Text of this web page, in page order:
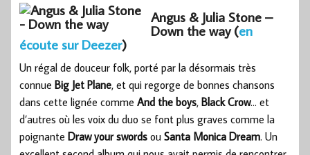
Angus & Julia Stone –
Down the way (en
écoute sur Deezer)
Un régal de douceur folk, porté par la désormais très
connue Big Jet Plane, et qui regorge de bonnes chansons
dans cette lignée comme And the boys, Black Crow… et
d’autres où les voix du duo se font plus graves comme la
poignante Draw your swords ou Santa Monica Dream. Un